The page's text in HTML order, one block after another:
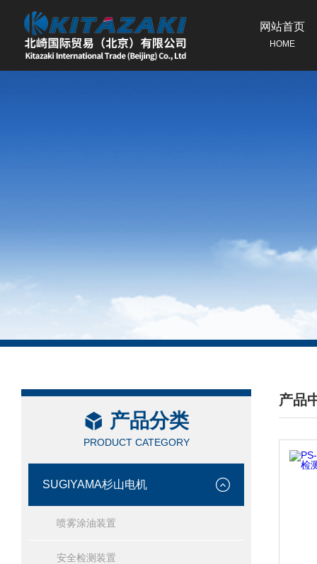
网站首页
HOME
产品分类
PRODUCT CATEGORY
SUGIYAMA杉山电机
喷雾涂油装置
安全检测装置
产品
/